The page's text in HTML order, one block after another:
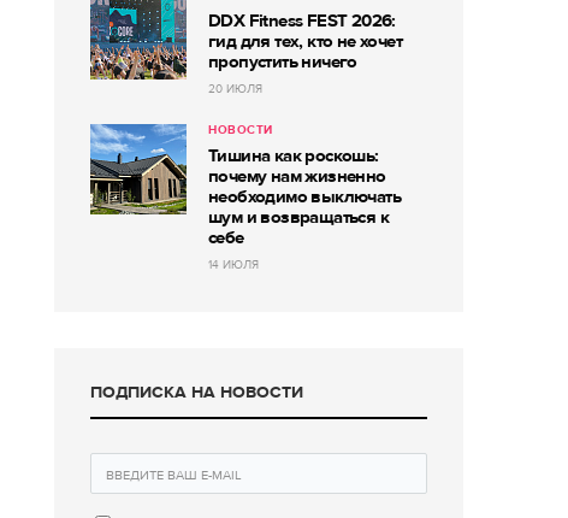
DDX Fitness FEST 2026:
гид для тех, кто не хочет
пропустить ничего
20 ИЮЛЯ
НОВОСТИ
Тишина как роскошь:
почему нам жизненно
необходимо выключать
шум и возвращаться к
себе
14 ИЮЛЯ
ПОДПИСКА НА НОВОСТИ